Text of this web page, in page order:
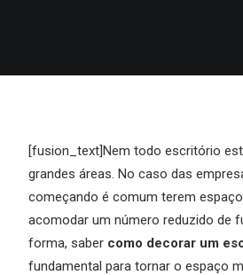
[fusion_text]Nem todo escritório
grandes áreas. No caso das
começando é comum terem
acomodar um número reduzido de
forma, saber como decorar um
fundamental para tornar o espaço